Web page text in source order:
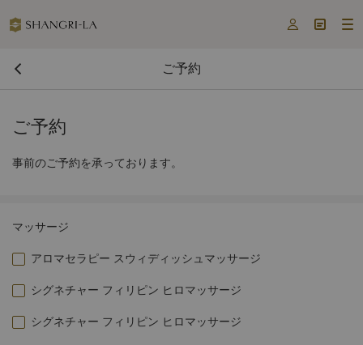
  
ご予約
ご予約
事前のご予約を承っております。
マッサージ
アロマセラピー スウィディッシュマッサージ
シグネチャー フィリピン ヒロマッサージ
シグネチャー フィリピン ヒロマッサージ